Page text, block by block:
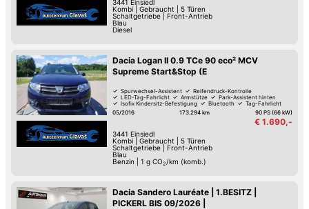
3441 Einsiedl
Kombi| Gebraucht
5 Türen
Schaltgetriebe| Front-Antrieb
Blau
Diesel
Dacia Logan II 0.9 TCe 90 eco² MCV
Supreme Start&Stop (E
Spurwechsel-Assistent
Reifendruck-Kontrolle
LED-Tag-Fahrlicht
Armstütze
Park-Assistent hinten
Isofix Kindersitz-Befestigung
Bluetooth
Tag-Fahrlicht
05/2016
173.294 km 90 PS (66 kW)
€ 1.690,-
3441 Einsiedl
Kombi| Gebraucht
5 Türen
Schaltgetriebe| Front-Antrieb
Blau
Benzin
1 g CO2 /km (komb.)
Dacia Sandero Lauréate | 1.BESITZ |
PICKERL BIS 09/2026 |